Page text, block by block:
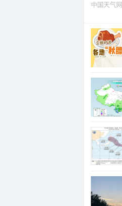
中国天气网